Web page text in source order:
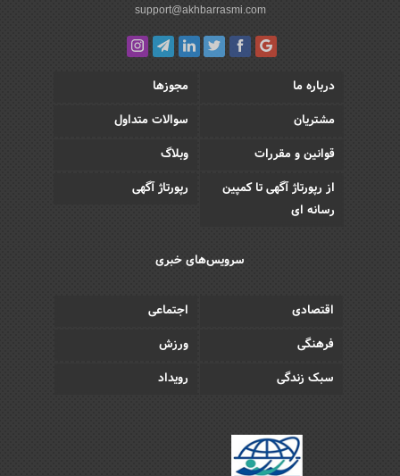
support@akhbarrasmi.com
درباره ما
مجوزها
مشتریان
سوالات متداول
قوانین و مقررات
وبلاگ
از رپورتاژ آگهی تا کمپین
رسانه ای
رپورتاژ آگهی
سرویس‌های خبری
اقتصادی
اجتماعی
فرهنگی
ورزش
سبک زندگی
رویداد